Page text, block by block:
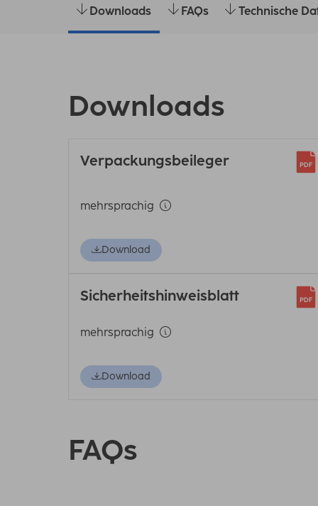
Downloads FAQs Technische
Downloads
Verpackungsbeileger
mehrsprachig
Download
Sicherheitshinweisblatt
mehrsprachig
Download
FAQs